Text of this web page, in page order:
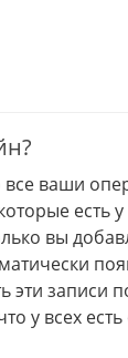
все ваши
есть
вы
эти записи
у всех